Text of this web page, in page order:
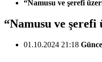
“Namusu ve şerefi
“Namusu ve
01.10.2024 21:18